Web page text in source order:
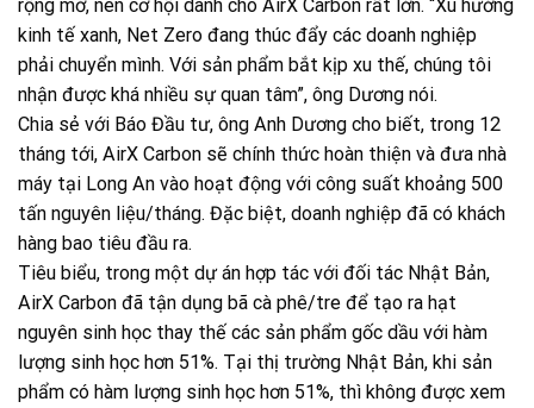
rộng mở, nên cơ hội dành cho AirX Carbon rất lớn. “Xu hướng
kinh tế xanh, Net Zero đang thúc đẩy các doanh nghiệp
phải chuyển mình. Với sản phẩm bắt kịp xu thế, chúng tôi
nhận được khá nhiều sự quan tâm”, ông Dương nói.
Chia sẻ với Báo Đầu tư, ông Anh Dương cho biết, trong 12
tháng tới, AirX Carbon sẽ chính thức hoàn thiện và đưa nhà
máy tại Long An vào hoạt động với công suất khoảng 500
tấn nguyên liệu/tháng. Đặc biệt, doanh nghiệp đã có khách
hàng bao tiêu đầu ra.
Tiêu biểu, trong một dự án hợp tác với đối tác Nhật Bản,
AirX Carbon đã tận dụng bã cà phê/tre để tạo ra hạt
nguyên sinh học thay thế các sản phẩm gốc dầu với hàm
lượng sinh học hơn 51%. Tại thị trường Nhật Bản, khi sản
phẩm có hàm lượng sinh học hơn 51%, thì không được xem